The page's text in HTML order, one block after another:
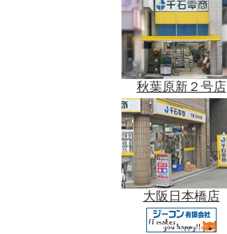
秋葉原新２号店
大阪日本橋店